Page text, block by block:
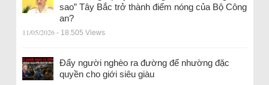
sao” Tây Bắc trở thành điểm nóng của Bộ Công
an?
11/05/2026 - 18.505 Views
Đẩy người nghèo ra đường để nhường đặc
quyền cho giới siêu giàu